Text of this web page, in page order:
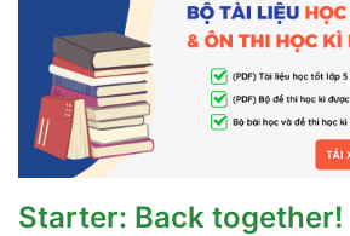
Starter: Back together!